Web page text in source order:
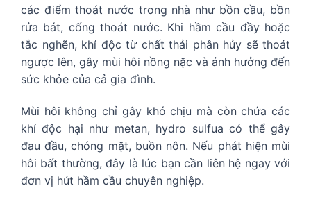
các điểm thoát nước trong nhà như bồn cầu, bồn
rửa bát, cống thoát nước. Khi hầm cầu đầy hoặc
tắc nghẽn, khí độc từ chất thải phân hủy sẽ thoát
ngược lên, gây mùi hôi nồng nặc và ảnh hưởng đến
sức khỏe của cả gia đình.
Mùi hôi không chỉ gây khó chịu mà còn chứa các
khí độc hại như metan, hydro sulfua có thể gây
đau đầu, chóng mặt, buồn nôn. Nếu phát hiện mùi
hôi bất thường, đây là lúc bạn cần liên hệ ngay với
đơn vị hút hầm cầu chuyên nghiệp.